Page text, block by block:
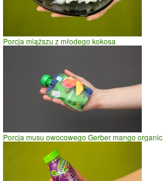
Plaster ananasa surowego
Porcja miąższu z młodego kokosa
Porcja musu owocowego Gerber mango organic